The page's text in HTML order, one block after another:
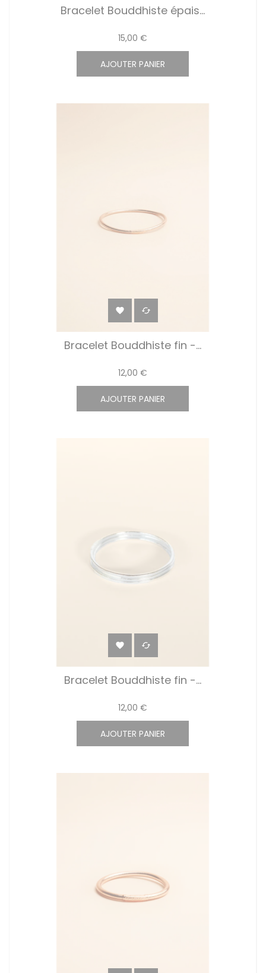
Bracelet Bouddhiste épais...
15,00 €
AJOUTER PANIER
 
Bracelet Bouddhiste fin -...
12,00 €
AJOUTER PANIER
 
Bracelet Bouddhiste fin -...
12,00 €
AJOUTER PANIER